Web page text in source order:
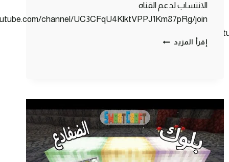
https://
الانتساب لدعم القناه
channel/UC3CFqU4KlktVPPJ1Km87pRg/join
إقرأ المزيد كلانس
الغير
عادل
)
😠